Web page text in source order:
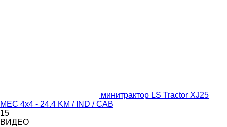
минитрактор LS Tractor XJ25
MEC 4x4 - 24.4 KM / IND / CAB
15
ВИДЕО